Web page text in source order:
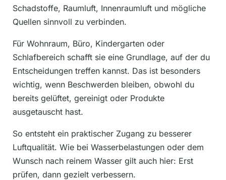
Schadstoffe, Raumluft, Innenraumluft und mögliche
Quellen sinnvoll zu verbinden.
Für Wohnraum, Büro, Kindergarten oder
Schlafbereich schafft sie eine Grundlage, auf der du
Entscheidungen treffen kannst. Das ist besonders
wichtig, wenn Beschwerden bleiben, obwohl du
bereits gelüftet, gereinigt oder Produkte
ausgetauscht hast.
So entsteht ein praktischer Zugang zu besserer
Luftqualität. Wie bei Wasserbelastungen oder dem
Wunsch nach reinem Wasser gilt auch hier: Erst
prüfen, dann gezielt verbessern.